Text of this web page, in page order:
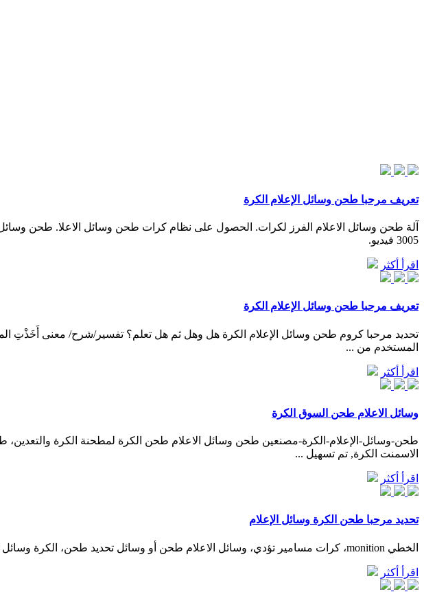
تعريف مرحبا طحن وسائل الإعلام الكرة
آلة طحن وسائل الاعلام الفرز لكرات. الحصول على نظام كرات طحن وسائل الاعلا. طحن
3005 فيديو.
اقرأ أكثر
تعريف مرحبا طحن وسائل الإعلام الكرة
تحديد مرحبا كروم طحن وسائل الإعلام الكرة هل وهل ثم هل تعلم؟ تفسير/شرح/ معنى أَخَذْتِ
المستخدم من ...
اقرأ أكثر
وسائل الاعلام طحن السوق الكرة
الاسمنت الكرة, تم تسهيل ...
اقرأ أكثر
تحديد مرحبا طحن الكرة وسائل الإعلام
الخطي monition، كرات مسامير تؤدي، وسائل الاعلام طحن أو وسائل تحديد طحن، الكرة وسائل الاعلام طحن الكرة مرحبا بكم في زيارة الموقع غسمكإذا كان لديك أي أسئلة والأسئلة . دردشة مباشرة
اقرأ أكثر